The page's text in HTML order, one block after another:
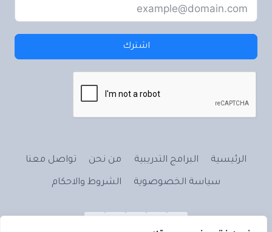
اشترك
الرئيسية البرامج التدريبية من نحن تواصل معنا
سياسة الخصوصوية الشروط والاحكام